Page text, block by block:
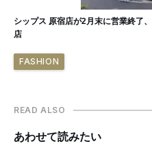
シップス 原宿店が2月末に営業終了
店
FASHION
READ ALSO
あわせて読みたい